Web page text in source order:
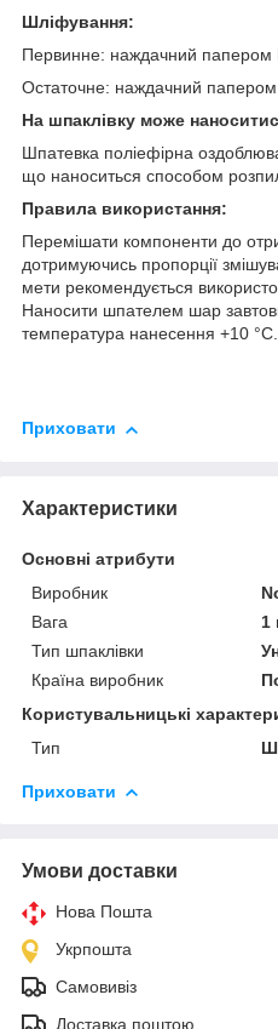
Шліфування:
Первинне: наждачний папером
Остаточне: наждачний
На шпаклівку може
Шпатевка поліефірна
що наноситься способом
Правила використання:
Перемішати компоненти до
дотримуючись пропорції
мети рекомендується
Наносити шпателем шар
температура нанесення +10 °C.
Приховати
Характеристики
Основні атрибути
Виробник
Вага
1
Тип шпаклівки
Країна виробник
Користувальницькі
Тип
Приховати
Умови доставки
Нова Пошта
Укрпошта
Самовивіз
Доставка поштою